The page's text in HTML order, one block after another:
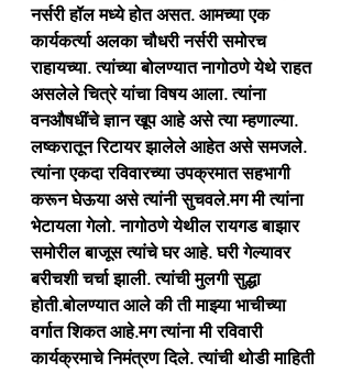
नर्सरी हॉल मध्ये होत असत. आमच्या एक
कार्यकर्त्या अलका चौधरी नर्सरी समोरच
राहायच्या. त्यांच्या बोलण्यात नागोठणे येथे राहत
असलेले चित्रे यांचा विषय आला. त्यांना
वनऔषधींचे ज्ञान खूप आहे असे त्या म्हणाल्या.
लष्करातून रिटायर झालेले आहेत असे समजले.
त्यांना एकदा रविवारच्या उपक्रमात सहभागी
करून घेऊया असे त्यांनी सुचवले.मग मी त्यांना
भेटायला गेलो. नागोठणे येथील रायगड बाझार
समोरील बाजूस त्यांचे घर आहे. घरी गेल्यावर
बरीचशी चर्चा झाली. त्यांची मुलगी सुद्धा
होती.बोलण्यात आले की ती माझ्या भाचीच्या
वर्गात शिकत आहे.मग त्यांना मी रविवारी
कार्यक्रमाचे निमंत्रण दिले. त्यांची थोडी माहिती